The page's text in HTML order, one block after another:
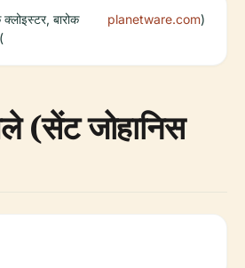
बारोक
planetware.com)
(सेंट जोहानिस